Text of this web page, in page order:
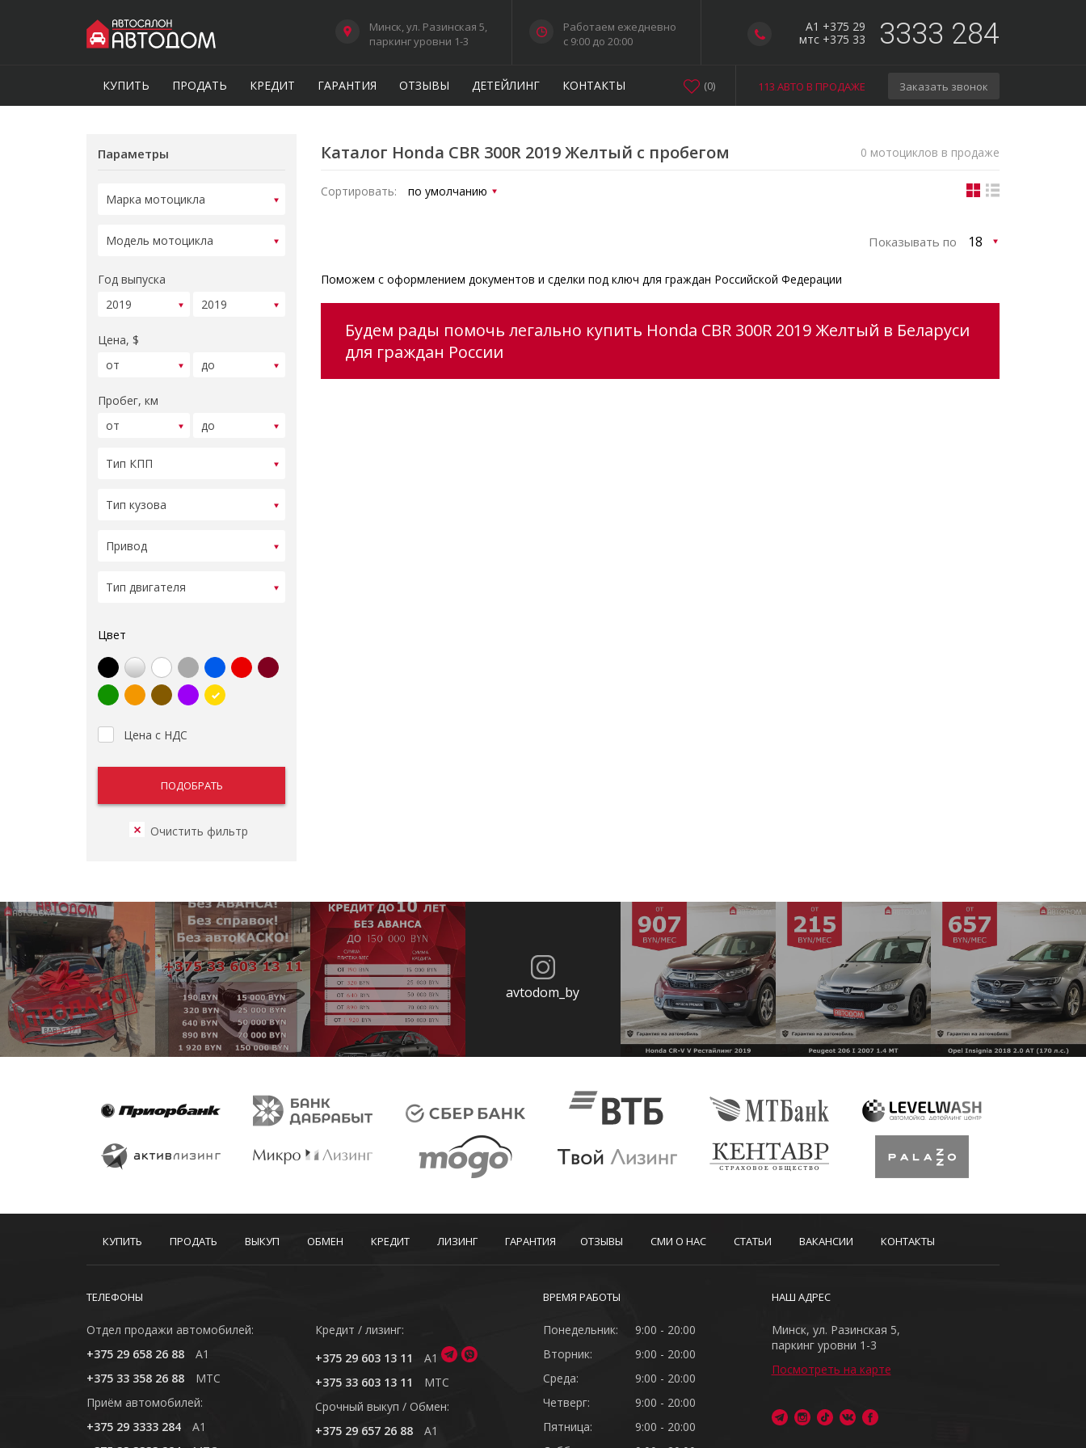
A1 +375 29
мтс +375 33
3333 284
Минск, ул. Разинская 5,
паркинг уровни 1-3
Работаем ежедневно
c 9:00 до 20:00
КУПИТЬ ПРОДАТЬ КРЕДИТ ГАРАНТИЯ ОТЗЫВЫ ДЕТЕЙЛИНГ КОНТАКТЫ 113 АВТО В ПРОДАЖЕ Заказать звонок
(0)
Параметры
Год выпуска
Цена, $
Пробег, км
Цвет
Цена с НДС
Каталог Honda CBR 300R 2019 Желтый с пробегом 0 мотоциклов в продаже
Сортировать:
Показывать по
Поможем с оформлением документов и сделки под ключ для граждан Российской Федерации
Будем рады помочь легально купить Honda CBR 300R 2019 Желтый в Беларуси
для граждан России
avtodom_by
КУПИТЬ ПРОДАТЬ ВЫКУП ОБМЕН КРЕДИТ ЛИЗИНГ ГАРАНТИЯ ОТЗЫВЫ СМИ О НАС СТАТЬИ ВАКАНСИИ КОНТАКТЫ
ТЕЛЕФОНЫ
Отдел продажи автомобилей:
+375 29 658 26 88
A1
+375 33 358 26 88
MTC
Приём автомобилей:
+375 29 3333 284
A1
Кредит / лизинг:
+375 29 603 13 11
A1
+375 33 603 13 11
MTC
Cрочный выкуп / Обмен:
+375 29 657 26 88
A1
ВРЕМЯ РАБОТЫ
Понедельник:
9:00 - 20:00
Вторник:
9:00 - 20:00
Среда:
9:00 - 20:00
Четверг:
9:00 - 20:00
Пятница:
9:00 - 20:00
НАШ АДРЕС
Минск, ул. Разинская 5,
паркинг уровни 1-3
Посмотреть на карте